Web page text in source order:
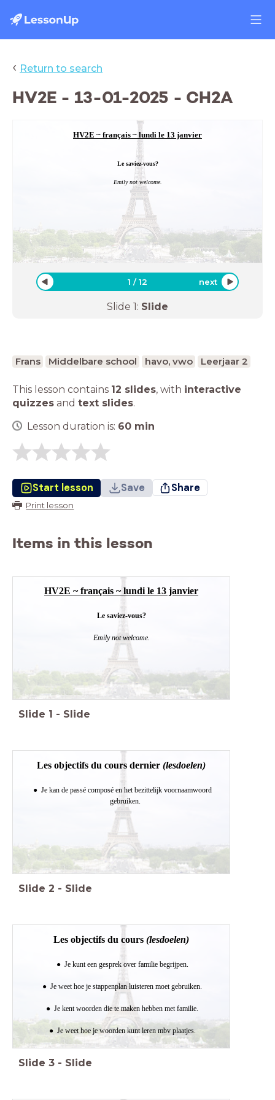
‹ Return to search
HV2E - 13-01-2025 - CH2A
HV2E ~ français ~ lundi le 13 janvier
Le saviez-vous?
Emily not welcome.
1 /12 next
Slide 1: Slide
Frans Middelbare school havo, vwo Leerjaar 2
This lesson contains 12 slides, with interactive
quizzes and text slides.
Lesson duration is: 60 min
Start lesson Save Share
Print lesson
Items in this lesson
HV2E ~ français ~ lundi le 13 janvier
Le saviez-vous?
Emily not welcome.
Slide 1 - Slide
Les objectifs du cours dernier (lesdoelen)
Je kan de passé composé en het bezittelijk voornaamwoord
gebruiken.
Slide 2 - Slide
Les objectifs du cours (lesdoelen)
Je kunt een gesprek over familie begrijpen.
Je weet hoe je stappenplan luisteren moet gebruiken.
Je kent woorden die te maken hebben met familie.
Je weet hoe je woorden kunt leren mbv plaatjes.
Slide 3 - Slide